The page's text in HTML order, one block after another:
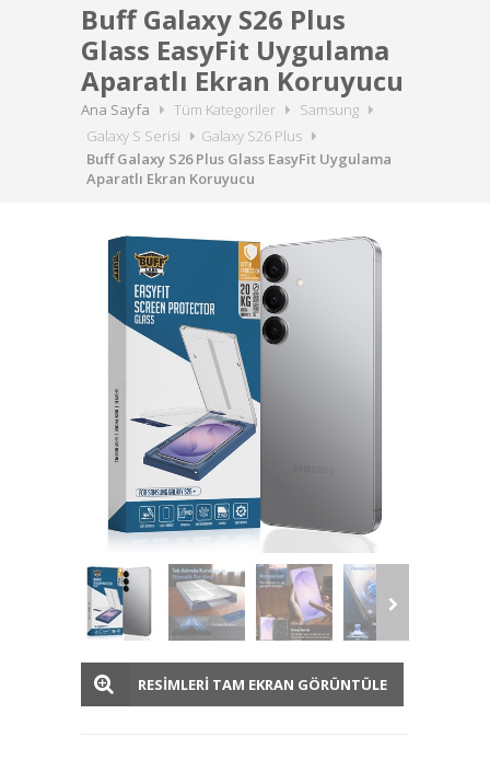
Buff Galaxy S26 Plus
Glass EasyFit Uygulama
Aparatlı Ekran Koruyucu
Ana Sayfa Tüm Kategoriler
Samsung
Galaxy S Serisi
Galaxy S26 Plus
Buff Galaxy S26 Plus Glass EasyFit Uygulama
Aparatlı Ekran Koruyucu
RESİMLERİ TAM EKRAN GÖRÜNTÜLE